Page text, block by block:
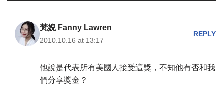
梵婗 Fanny Lawren
2010.10.16 at 13:17
REPLY
他說是代表所有美國人接受這獎，不知他有否和我
們分享獎金？